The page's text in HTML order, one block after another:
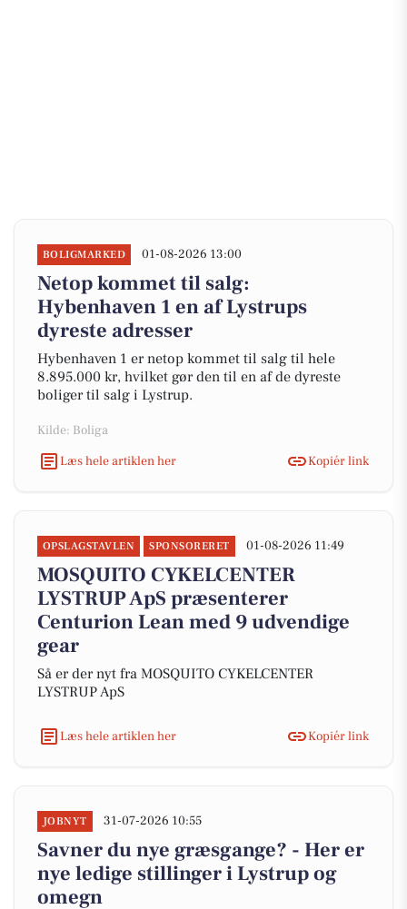
BOLIGMARKED 01-08-2026 13:00
Netop kommet til salg:
Hybenhaven 1 en af Lystrups
dyreste adresser
Hybenhaven 1 er netop kommet til salg til hele
8.895.000 kr, hvilket gør den til en af de dyreste
boliger til salg i Lystrup.
Kilde: Boliga
Læs hele artiklen her
Kopiér link
OPSLAGSTAVLEN SPONSORERET 01-08-2026 11:49
MOSQUITO CYKELCENTER
LYSTRUP ApS præsenterer
Centurion Lean med 9 udvendige
gear
Så er der nyt fra MOSQUITO CYKELCENTER
LYSTRUP ApS
Læs hele artiklen her Kopiér link
JOBNYT 31-07-2026 10:55
Savner du nye græsgange? - Her er
nye ledige stillinger i Lystrup og
omegn